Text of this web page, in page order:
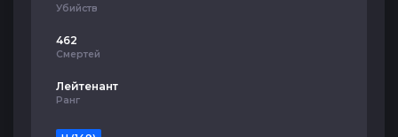
Убийств
462
Смертей
Лейтенант
Ранг